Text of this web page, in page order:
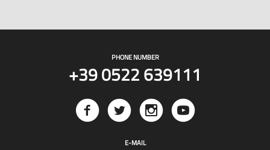
PHONE NUMBER
+39 0522 639111
E-MAIL